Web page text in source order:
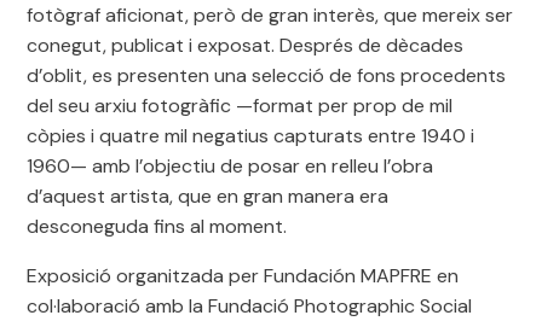
fotògraf aficionat, però de gran interès, que mereix ser
conegut, publicat i exposat. Després de dècades
d’oblit, es presenten una selecció de fons procedents
del seu arxiu fotogràfic —format per prop de mil
còpies i quatre mil negatius capturats entre 1940 i
1960— amb l’objectiu de posar en relleu l’obra
d’aquest artista, que en gran manera era
desconeguda fins al moment.
Exposició organitzada per Fundación MAPFRE en
col·laboració amb la Fundació Photographic Social